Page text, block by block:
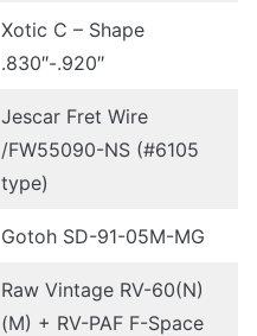
Xotic C – Shape
.830″-.920″
Jescar Fret Wire
/FW55090-NS (#6105
type)
Gotoh SD-91-05M-MG
Raw Vintage RV-60(N)
(M) + RV-PAF F-Space